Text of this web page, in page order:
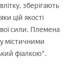
зберігають
цій якості
сили. Племена
містичними
фіалкою".